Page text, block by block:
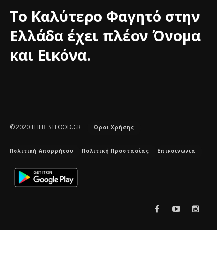
Το Καλύτερο Φαγητό στην
Ελλάδα έχει πλέον Όνομα
και Εικόνα.
© 2020 THEBESTFOOD.GR Όροι Χρήσης
Πολιτική Απορρήτου Πολιτική Προστασίας Επικοινωνια